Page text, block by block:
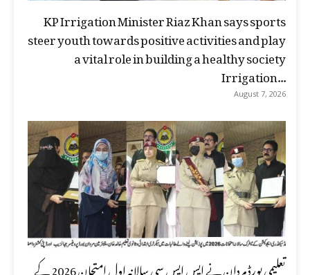
KP Irrigation Minister Riaz Khan says sports
steer youth towards positive activities and play
a vital role in building a healthy society
Irrigation...
August 7, 2026
تعلیمی بورڈ مردان نے ایس ایس سی سالانہ اول امتحان 2026 کے